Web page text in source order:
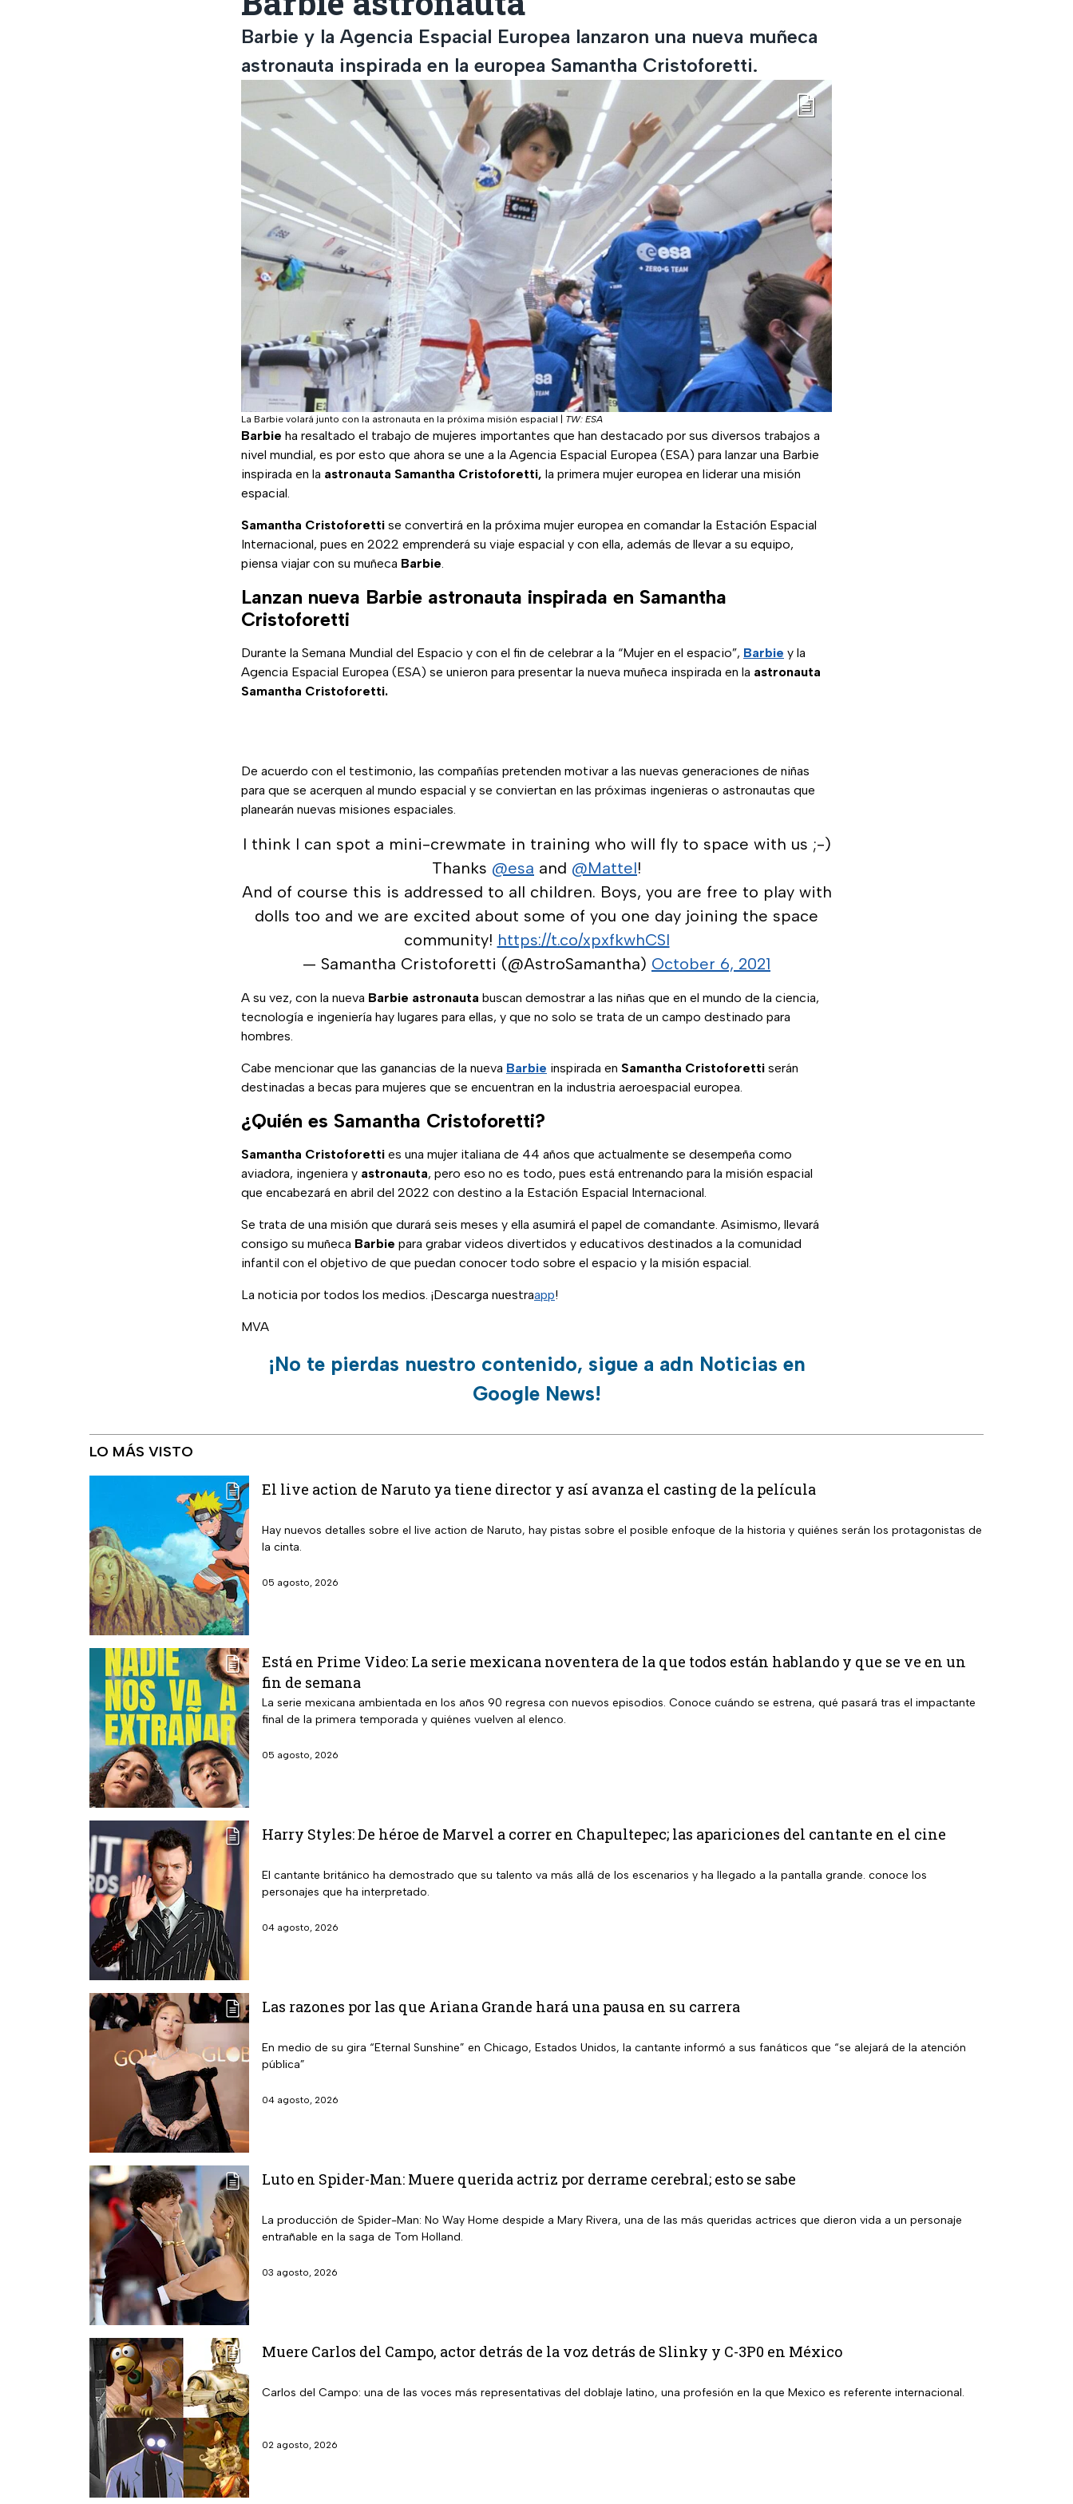
Barbie y la Agencia Espacial Europea lanzaron una nueva muñeca
astronauta inspirada en la europea Samantha Cristoforetti.
La Barbie volará junto con la astronauta en la próxima misión espacial TW: ESA
Barbie ha resaltado el trabajo de mujeres importantes que han destacado por sus diversos trabajos a
nivel mundial, es por esto que ahora se une a la Agencia Espacial Europea (ESA) para lanzar una Barbie
inspirada en la astronauta Samantha Cristoforetti, la primera mujer europea en liderar una misión
espacial.
Samantha Cristoforetti se convertirá en la próxima mujer europea en comandar la Estación Espacial
Internacional, pues en 2022 emprenderá su viaje espacial y con ella, además de llevar a su equipo,
piensa viajar con su muñeca Barbie.
Lanzan nueva Barbie astronauta inspirada en Samantha
Cristoforetti
Durante la Semana Mundial del Espacio y con el fin de celebrar a la “Mujer en el espacio”, Barbie y la
Agencia Espacial Europea (ESA) se unieron para presentar la nueva muñeca inspirada en la astronauta
Samantha Cristoforetti.
De acuerdo con el testimonio, las compañías pretenden motivar a las nuevas generaciones de niñas
para que se acerquen al mundo espacial y se conviertan en las próximas ingenieras o astronautas que
planearán nuevas misiones espaciales.
I think I can spot a mini-crewmate in training who will fly to space with us ;-)
Thanks @esa and @Mattel!
And of course this is addressed to all children. Boys, you are free to play with
dolls too and we are excited about some of you one day joining the space
community! https://t.co/xpxfkwhCSI
— Samantha Cristoforetti (@AstroSamantha) October 6, 2021
A su vez, con la nueva Barbie astronauta buscan demostrar a las niñas que en el mundo de la ciencia,
tecnología e ingeniería hay lugares para ellas, y que no solo se trata de un campo destinado para
hombres.
Cabe mencionar que las ganancias de la nueva Barbie inspirada en Samantha Cristoforetti serán
destinadas a becas para mujeres que se encuentran en la industria aeroespacial europea.
¿Quién es Samantha Cristoforetti?
Samantha Cristoforetti es una mujer italiana de 44 años que actualmente se desempeña como
aviadora, ingeniera y astronauta, pero eso no es todo, pues está entrenando para la misión espacial
que encabezará en abril del 2022 con destino a la Estación Espacial Internacional.
Se trata de una misión que durará seis meses y ella asumirá el papel de comandante. Asimismo, llevará
consigo su muñeca Barbie para grabar videos divertidos y educativos destinados a la comunidad
infantil con el objetivo de que puedan conocer todo sobre el espacio y la misión espacial.
La noticia por todos los medios. ¡Descarga nuestraapp!
MVA
¡No te pierdas nuestro contenido, sigue a adn Noticias en
Google News!
LO MÁS VISTO
El live action de Naruto ya tiene director y así avanza el casting de la película
Hay nuevos detalles sobre el live action de Naruto, hay pistas sobre el posible enfoque de la historia y quiénes serán los protagonistas de
la cinta.
05 agosto, 2026
Está en Prime Video: La serie mexicana noventera de la que todos están hablando y que se ve en un
fin de semana
La serie mexicana ambientada en los años 90 regresa con nuevos episodios. Conoce cuándo se estrena, qué pasará tras el impactante
final de la primera temporada y quiénes vuelven al elenco.
05 agosto, 2026
Harry Styles: De héroe de Marvel a correr en Chapultepec; las apariciones del cantante en el cine
El cantante británico ha demostrado que su talento va más allá de los escenarios y ha llegado a la pantalla grande. conoce los
personajes que ha interpretado.
04 agosto, 2026
Las razones por las que Ariana Grande hará una pausa en su carrera
En medio de su gira “Eternal Sunshine” en Chicago, Estados Unidos, la cantante informó a sus fanáticos que “se alejará de la atención
pública”
04 agosto, 2026
Luto en Spider-Man: Muere querida actriz por derrame cerebral; esto se sabe
La producción de Spider-Man: No Way Home despide a Mary Rivera, una de las más queridas actrices que dieron vida a un personaje
entrañable en la saga de Tom Holland.
03 agosto, 2026
Muere Carlos del Campo, actor detrás de la voz detrás de Slinky y C-3P0 en México
Carlos del Campo: una de las voces más representativas del doblaje latino, una profesión en la que Mexico es referente internacional.
02 agosto, 2026